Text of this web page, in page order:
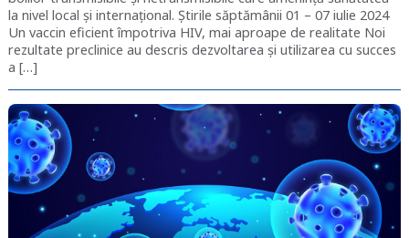
la nivel local și internațional. Știrile săptămânii 01 – 07 iulie 2024
Un vaccin eficient împotriva HIV, mai aproape de realitate Noi
rezultate preclinice au descris dezvoltarea şi utilizarea cu succes
a […]